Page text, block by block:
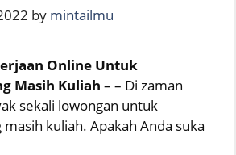
by mintailmu
Online Untuk
Masih Kuliah – – Di zaman
sekali lowongan untuk
masih kuliah. Apakah Anda suka